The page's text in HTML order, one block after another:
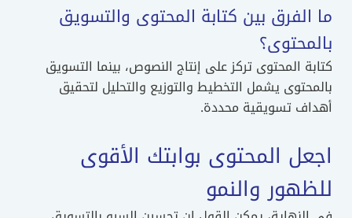
ما الفرق بين كتابة المحتوى والتسويق
بالمحتوى؟
كتابة المحتوى تركز على إنتاج النصوص، بينما التسويق
بالمحتوى يشمل التخطيط والتوزيع والتحليل لتحقيق
أهداف تسويقية محددة.
اجعل المحتوى بوابتك الأقوى
للظهور والنمو